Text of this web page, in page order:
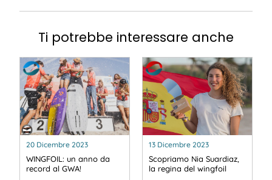
Ti potrebbe interessare anche
20 Dicembre 2023
WINGFOIL: un anno da
record al GWA!
13 Dicembre 2023
Scopriamo Nia Suardiaz,
la regina del wingfoil